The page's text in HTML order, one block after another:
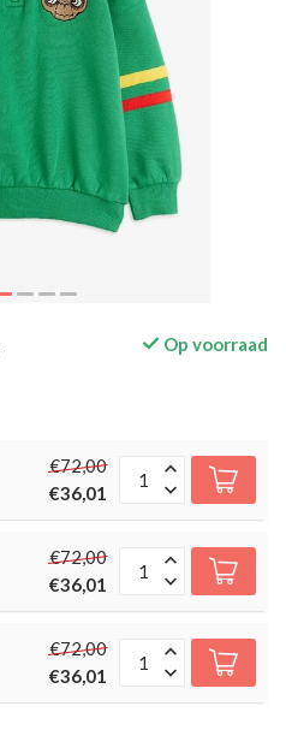
Op voorraad
€72,00
€36,01
€72,00
€36,01
€72,00
€36,01